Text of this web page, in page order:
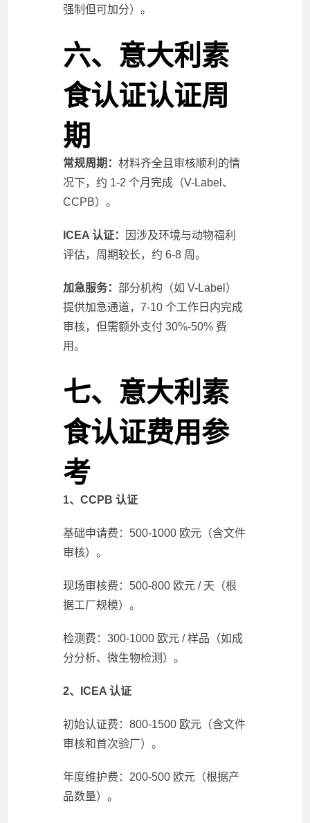
强制但可加分）。
六、意大利素
食认证认证周
期
常规周期：材料齐全且审核顺利的情
况下，约 1-2 个月完成（V-Label、
CCPB）。
ICEA 认证：
因涉及环境与动物福利
评估，周期较长，约 6-8 周。
加急服务：部分机构（如 V-Label）
提供加急通道，7-10 个工作日内完成
审核，但需额外支付 30%-50% 费
用。
七、意大利素
食认证费用参
考
1、CCPB 认证
基础申请费：500-1000 欧元（含文件
审核）。
现场审核费：500-800 欧元 / 天（根
据工厂规模）。
检测费：300-1000 欧元 / 样品（如成
分分析、微生物检测）。
2、ICEA 认证
初始认证费：800-1500 欧元（含文件
审核和首次验厂）。
年度维护费：200-500 欧元（根据产
品数量）。